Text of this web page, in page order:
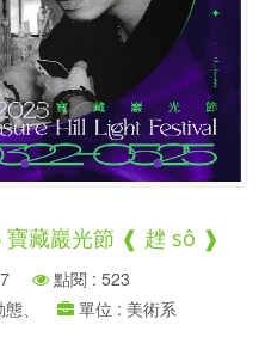
寶藏巖光節 ❰ 趖 sô ❱
點閱 : 523
、
單位 : 美術系